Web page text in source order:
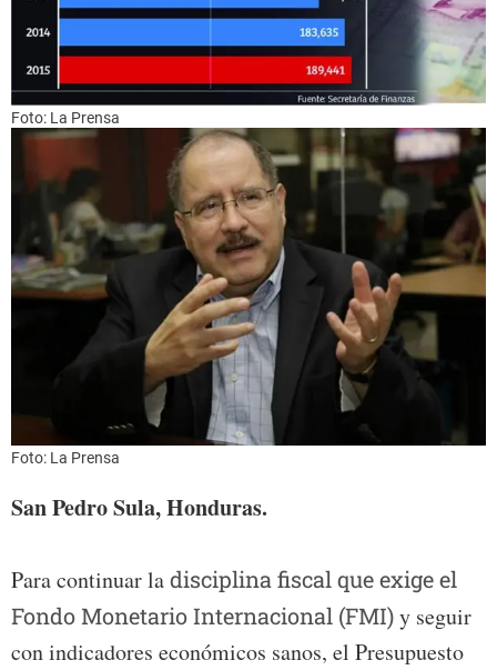
Foto: La Prensa
Foto: La Prensa
San Pedro Sula, Honduras.
Para continuar ladisciplina fiscal que exige el
Fondo Monetario Internacional (FMI)y seguir
con indicadores económicos sanos, el Presupuesto